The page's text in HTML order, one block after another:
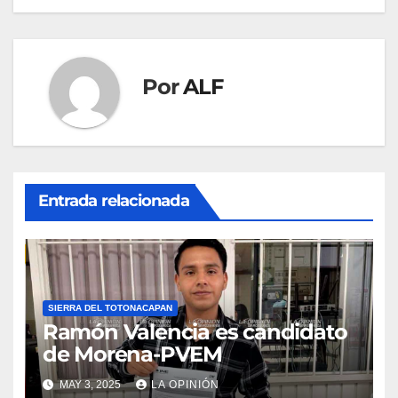
PorALF
Entrada relacionada
SIERRA DEL TOTONACAPAN
Ramón Valencia es candidato
de Morena-PVEM
MAY 3, 2025 LA OPINIÓN